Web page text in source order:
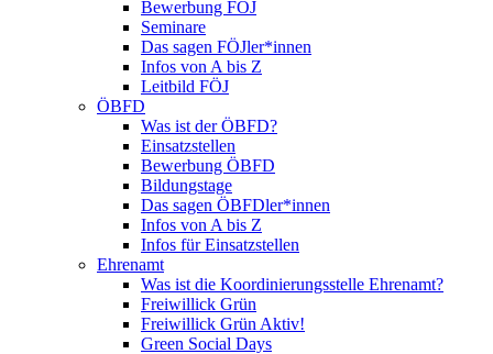
Bewerbung FÖJ
Seminare
Das sagen FÖJler*innen
Infos von A bis Z
Leitbild FÖJ
ÖBFD
Was ist der ÖBFD?
Einsatzstellen
Bewerbung ÖBFD
Bildungstage
Das sagen ÖBFDler*innen
Infos von A bis Z
Infos für Einsatzstellen
Ehrenamt
Was ist die Koordinierungsstelle Ehrenamt?
Freiwillick Grün
Freiwillick Grün Aktiv!
Green Social Days